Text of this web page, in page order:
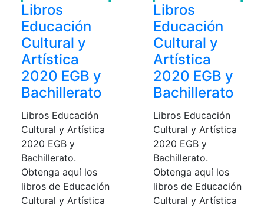
Libros
Educación
Cultural y
Artística
2020 EGB y
Bachillerato
Libros Educación
Cultural y Artística
2020 EGB y
Bachillerato.
Obtenga aquí los
libros de Educación
Cultural y Artística
Libros
Educación
Cultural y
Artística
2020 EGB y
Bachillerato
Libros Educación
Cultural y Artística
2020 EGB y
Bachillerato.
Obtenga aquí los
libros de Educación
Cultural y Artística